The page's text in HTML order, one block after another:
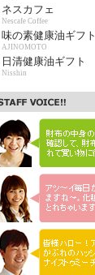
ネスカフェ
Nescafe Coffee
味の素健康油ギフト
AJINOMOTO
日清健康油ギフト
Nisshin